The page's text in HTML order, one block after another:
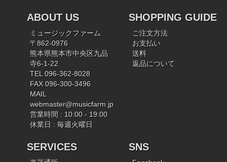
ABOUT US
ミュージックファーム
〒862-0976
熊本県熊本市中央区九品
寺6-1-22
TEL 096-362-8028
FAX 096-300-3496
MAIL
webmaster@musicfarm.jp
営業時間 : 10:00 - 19:00
休業日 : 毎週火曜日
SHOPPING GUIDE
ご注文方法
お支払い
送料
返品について
SERVICES SNS